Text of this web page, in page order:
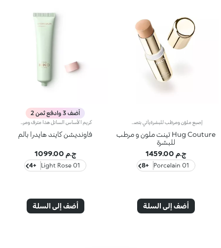
Hug Couture تينت ملون و مرطب
للبشرة
ج.م 1459.00
01 Porcelain
+8
أضف إلى السلة
أضف 3 وادفع ثمن 2
فاونديشن كايند هايدرا بالم
ج.م 1099.00
01 Light Rose
+4
أضف إلى السلة